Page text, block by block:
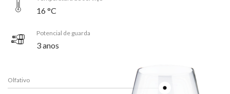
16 °C
Potencial de guarda
3 anos
Olfativo